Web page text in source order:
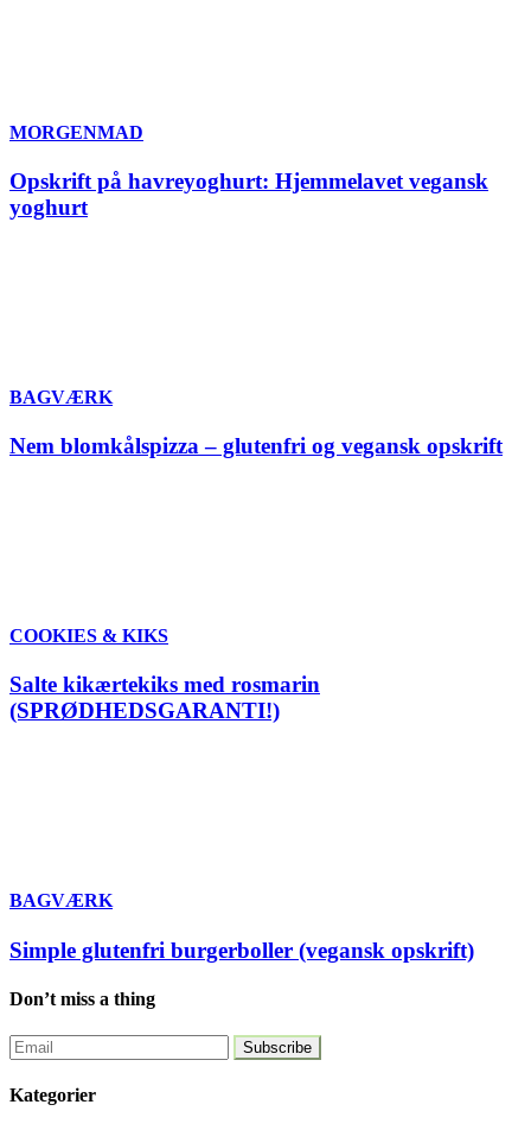
MORGENMAD
Opskrift på havreyoghurt: Hjemmelavet vegansk
yoghurt
BAGVÆRK
Nem blomkålspizza – glutenfri og vegansk opskrift
COOKIES & KIKS
Salte kikærtekiks med rosmarin
(SPRØDHEDSGARANTI!)
BAGVÆRK
Simple glutenfri burgerboller (vegansk opskrift)
Don’t miss a thing
Kategorier